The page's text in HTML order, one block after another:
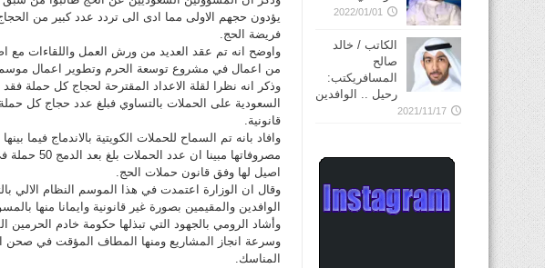
يؤدون حجهم الاولى مما ادى الى تردد عدد كبير من
فريضة الحج.
واوضح انه تم عقد العديد من ورش العمل واللقاءات مع
من اعمال في مشروع توسعة الحرم وتطوير اعمال موسم
وذكر انه نظرا لقلة الاعداد المقترحة لحجاج كل حملة
قانونية.
وافاد بانه تم السماح للحملات الكويتية بالاندماج
مصروفاتها
اصيل لها وفق قانون حملات الحج.
وقال ان الوزارة اعتمدت في هذا الموسم النظام الالي
الوافدين والمقيمين بصورة غير قانونية وايمانا منها
وأشاد الرومي بالجهود التي تبذلها حكومة خادم الحرمين
وسرعة انجاز المشاريع ومنها المطاف المؤقت في صحن
المناسك.
2022/01/01
الكاتب / خالد
صالح
المسافريكتب:
رحيل .. الوافدين
2021/11/17